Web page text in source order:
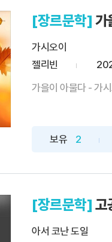
[장르문학] 가
가시오이
젤리빈
가을이 아물다 - 가시
보유 2
[장르문학] 고
아서 코난 도일